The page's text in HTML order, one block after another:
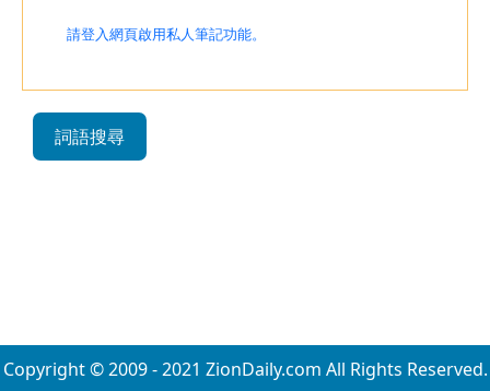
請登入網頁啟用私人筆記功能。
詞語搜尋
Copyright © 2009 - 2021 ZionDaily.com All Rights Reserved.